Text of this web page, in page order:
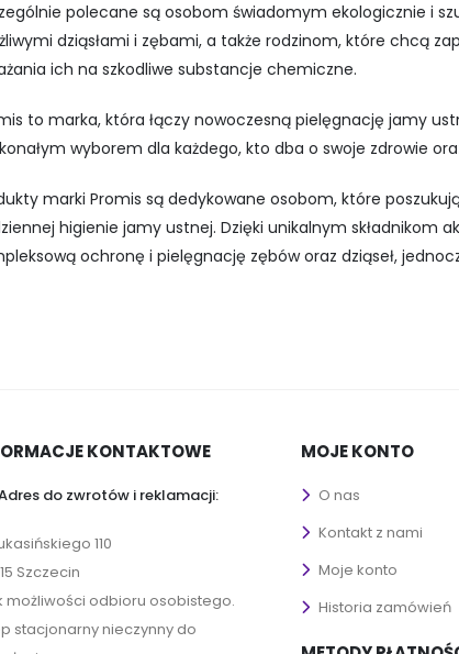
polecane są osobom świadomym ekologicznie i
dziąsłami i zębami, a także rodzinom, które chcą
ich na szkodliwe substancje chemiczne.
to marka, która łączy nowoczesną pielęgnację jamy
wyborem dla każdego, kto dba o swoje zdrowie
marki Promis są dedykowane osobom, które
higienie jamy ustnej. Dzięki unikalnym składnikom
ochronę i pielęgnację zębów oraz dziąseł,
KONTAKTOWE
do zwrotów i reklamacji:
110
Szczecin
możliwości odbioru osobistego.
stacjonarny nieczynny do
MOJE KONTO
O nas
Kontakt z nami
Moje konto
Historia zamówień